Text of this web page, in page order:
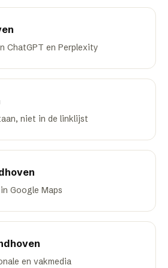
ChatGPT en Perplexity
niet in de linklijst
Google Maps
en vakmedia